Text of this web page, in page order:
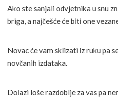
Ako ste sanjali odvjetnika u snu
briga, a najčešće će biti one
Novac će vam sklizati iz ruku pa
novčanih izdataka.
Dolazi loše razdoblje za vas pa